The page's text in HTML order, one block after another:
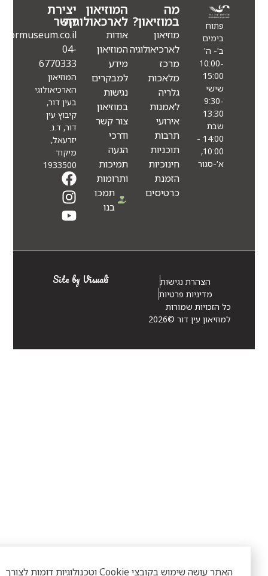
מה
במוזיאון?
מוזיאון
לארכיאולוגיה
מרכז
מלאכות
גלריה
לאמנות
אירועי
תרבות
תוכניות
חינוכיות
המוזיאון
לארכאולוגיה
אודות
המוזיאון
מידע
למבקרים
נגישות
במוזיאון
צור קשר
ודרכי
הגעה
תמיכות
ותרומות
תמכו
יצירת
קשר
Info@eindormuseum.co.il
04-
6770333
המוזיאון
הארכיאולוגי
קיבוץ עין
דור, ד.נ.
יזרעאל,
מיקוד
1933500
הצהרת נגישות
מדיניות פרטיות
כל הזכויות שמורות
למוזיאון עין דור ©2026
Site by Visuali
האתר עושה שימוש בקובצי Cookie וטכנולוגיות דומות לצורך